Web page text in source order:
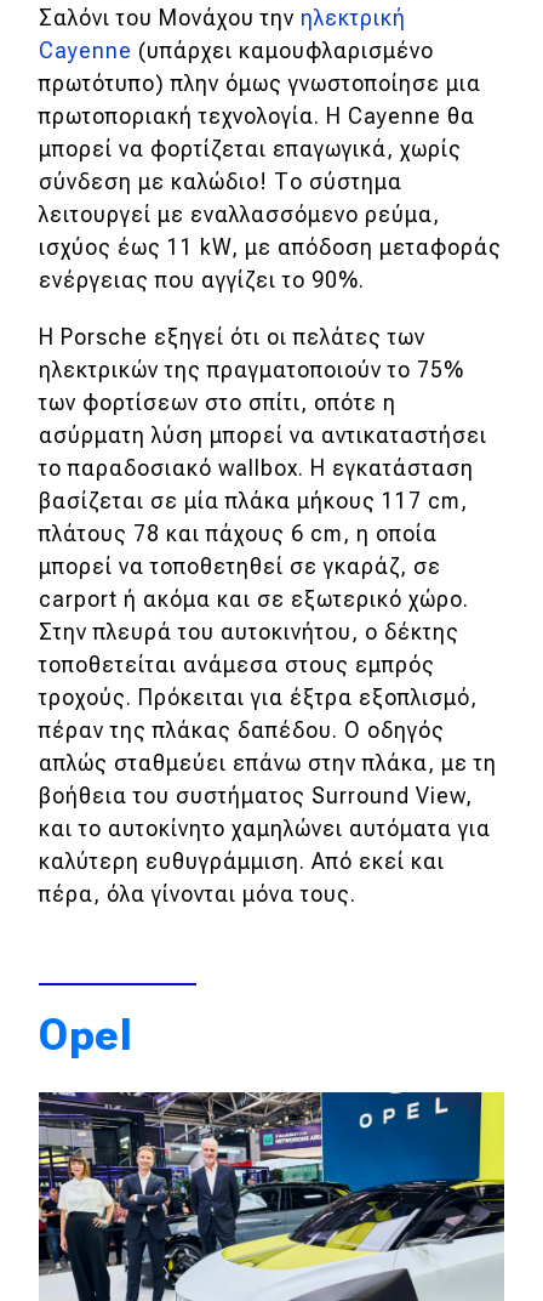
Σαλόνι του Μονάχου την ηλεκτρική
Cayenne (υπάρχει καμουφλαρισμένο
πρωτότυπο) πλην όμως γνωστοποίησε μια
πρωτοποριακή τεχνολογία. Η Cayenne θα
μπορεί να φορτίζεται επαγωγικά, χωρίς
σύνδεση με καλώδιο! Το σύστημα
λειτουργεί με εναλλασσόμενο ρεύμα,
ισχύος έως 11 kW, με απόδοση μεταφοράς
ενέργειας που αγγίζει το 90%.
Η Porsche εξηγεί ότι οι πελάτες των
ηλεκτρικών της πραγματοποιούν το 75%
των φορτίσεων στο σπίτι, οπότε η
ασύρματη λύση μπορεί να αντικαταστήσει
το παραδοσιακό wallbox. H εγκατάσταση
βασίζεται σε μία πλάκα μήκους 117 cm,
πλάτους 78 και πάχους 6 cm, η οποία
μπορεί να τοποθετηθεί σε γκαράζ, σε
carport ή ακόμα και σε εξωτερικό χώρο.
Στην πλευρά του αυτοκινήτου, ο δέκτης
τοποθετείται ανάμεσα στους εμπρός
τροχούς. Πρόκειται για έξτρα εξοπλισμό,
πέραν της πλάκας δαπέδου. Ο οδηγός
απλώς σταθμεύει επάνω στην πλάκα, με τη
βοήθεια του συστήματος Surround View,
και το αυτοκίνητο χαμηλώνει αυτόματα για
καλύτερη ευθυγράμμιση. Από εκεί και
πέρα, όλα γίνονται μόνα τους.
Opel